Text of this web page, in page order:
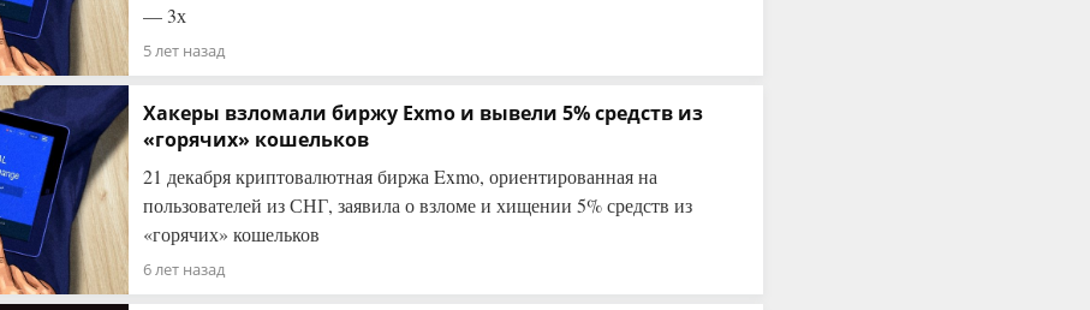
— 3х
5 лет назад
Хакеры взломали биржу Exmo и вывели 5% средств из
«горячих» кошельков
21 декабря криптовалютная биржа Exmo, ориентированная на
пользователей из СНГ, заявила о взломе и хищении 5% средств из
«горячих» кошельков
6 лет назад